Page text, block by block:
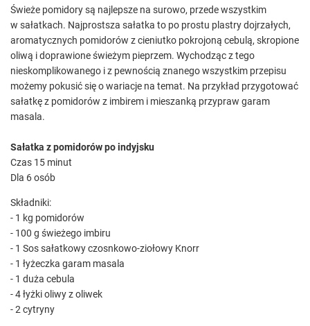
Świeże pomidory są najlepsze na surowo, przede wszystkim
w sałatkach. Najprostsza sałatka to po prostu plastry dojrzałych,
aromatycznych pomidorów z cieniutko pokrojoną cebulą, skropione
oliwą i doprawione świeżym pieprzem. Wychodząc z tego
nieskomplikowanego i z pewnością znanego wszystkim przepisu
możemy pokusić się o wariacje na temat. Na przykład przygotować
sałatkę z pomidorów z imbirem i mieszanką przypraw garam
masala.
Sałatka z pomidorów po indyjsku
Czas 15 minut
Dla 6 osób
Składniki:
- 1 kg pomidorów
- 100 g świeżego imbiru
- 1 Sos sałatkowy czosnkowo-ziołowy Knorr
- 1 łyżeczka garam masala
- 1 duża cebula
- 4 łyżki oliwy z oliwek
- 2 cytryny